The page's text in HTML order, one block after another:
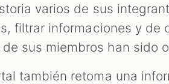
varios de sus
filtrar informaciones y de
sus miembros han sido
también retoma una